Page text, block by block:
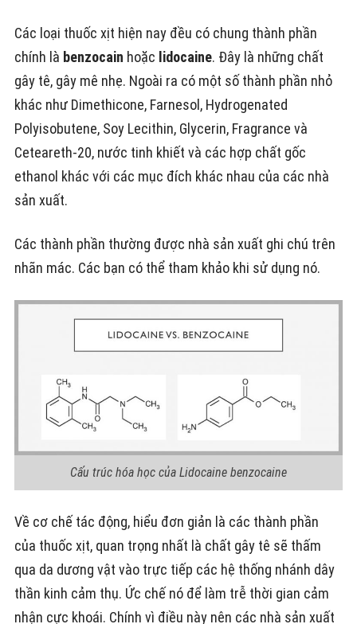
Các loại thuốc xịt hiện nay đều có chung thành phần
chính là benzocain hoặc lidocaine. Đây là những chất
gây tê, gây mê nhẹ. Ngoài ra có một số thành phần nhỏ
khác như Dimethicone, Farnesol, Hydrogenated
Polyisobutene, Soy Lecithin, Glycerin, Fragrance và
Ceteareth-20, nước tinh khiết và các hợp chất gốc
ethanol khác với các mục đích khác nhau của các nhà
sản xuất.
Các thành phần thường được nhà sản xuất ghi chú trên
nhãn mác. Các bạn có thể tham khảo khi sử dụng nó.
Cấu trúc hóa học của Lidocaine benzocaine
Về cơ chế tác động, hiểu đơn giản là các thành phần
của thuốc xịt, quan trọng nhất là chất gây tê sẽ thấm
qua da dương vật vào trực tiếp các hệ thống nhánh dây
thần kinh cảm thụ. Ức chế nó để làm trễ thời gian cảm
nhận cực khoái. Chính vì điều này nên các nhà sản xuất